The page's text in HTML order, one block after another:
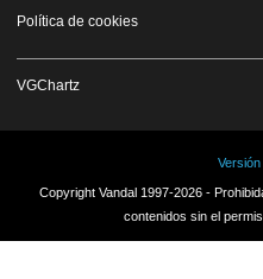
Política de cookies
VGChartz
Copyright Vandal 1997-2026 -
contenidos sin el